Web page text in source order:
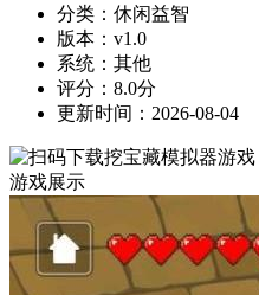
分类：休闲益智
版本：v1.0
系统：其他
评分：8.0分
更新时间：2026-08-04
游戏展示